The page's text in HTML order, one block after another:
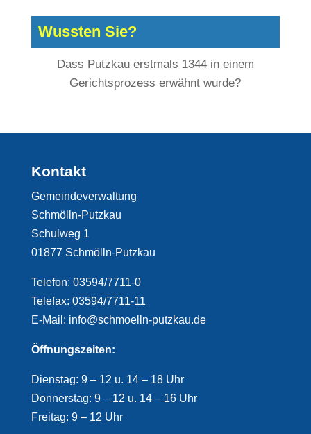
Wussten Sie?
Dass Putzkau erstmals 1344 in einem
Gerichtsprozess erwähnt wurde?
Kontakt
Gemeindeverwaltung
Schmölln-Putzkau
Schulweg 1
01877 Schmölln-Putzkau
Telefon: 03594/7711-0
Telefax: 03594/7711-11
E-Mail: info@schmoelln-putzkau.de
Öffnungszeiten:
Dienstag: 9 – 12 u. 14 – 18 Uhr
Donnerstag: 9 – 12 u. 14 – 16 Uhr
Freitag: 9 – 12 Uhr